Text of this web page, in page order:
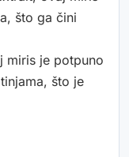
što ga čini
miris je potpuno
što je